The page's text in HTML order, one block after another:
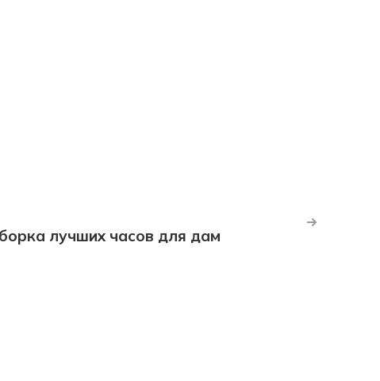
лучших часов для дам